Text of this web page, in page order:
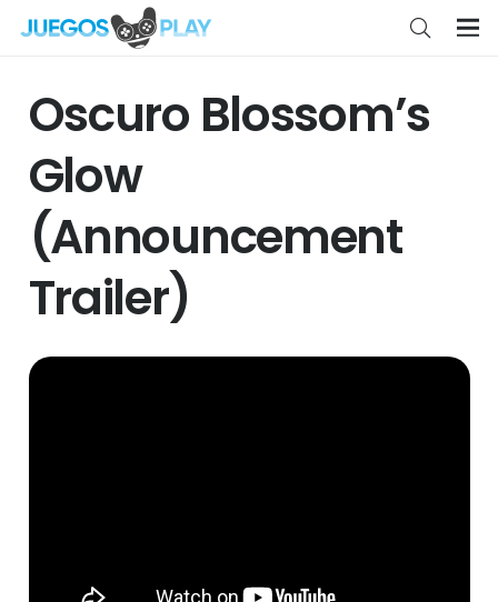
Oscuro Blossom’s
Glow
(Announcement
Trailer)